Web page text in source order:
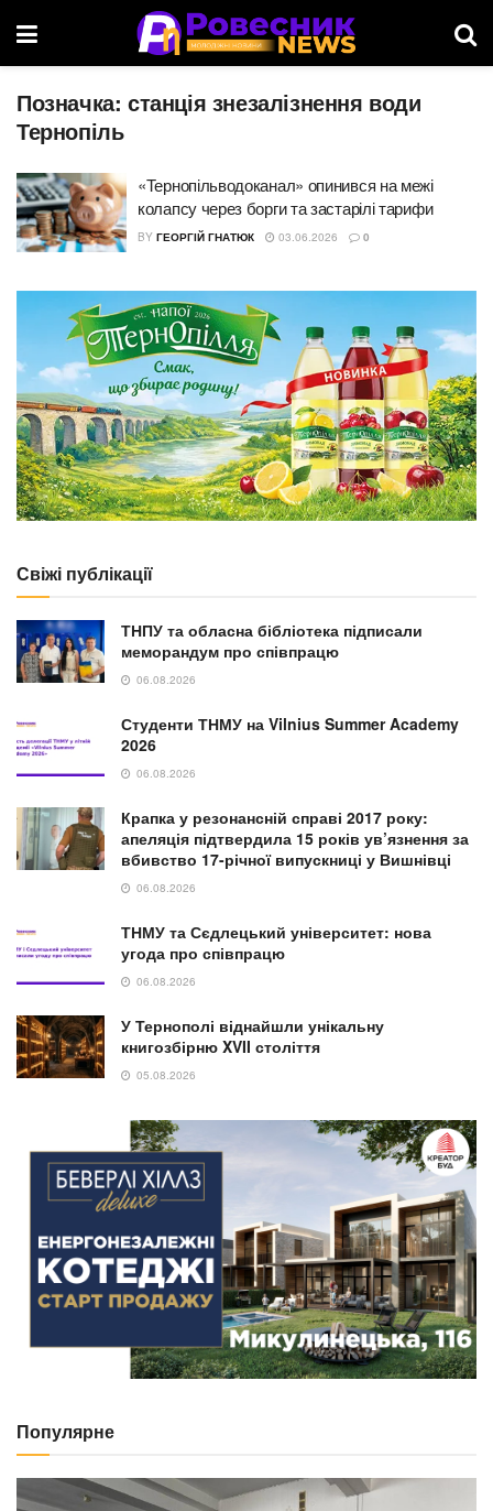
Позначка: станція знезалізнення води
Тернопіль
«Тернопільводоканал» опинився на межі
колапсу через борги та застарілі тарифи
BY ГЕОРГІЙ ГНАТЮК 03.06.2026 0
Свіжі публікації
ТНПУ та обласна бібліотека підписали
меморандум про співпрацю
06.08.2026
Студенти ТНМУ на Vilnius Summer Academy
2026
06.08.2026
Крапка у резонансній справі 2017 року:
апеляція підтвердила 15 років ув’язнення за
вбивство 17-річної випускниці у Вишнівці
06.08.2026
ТНМУ та Сєдлецький університет: нова
угода про співпрацю
06.08.2026
У Тернополі віднайшли унікальну
книгозбірню XVII століття
05.08.2026
Популярне